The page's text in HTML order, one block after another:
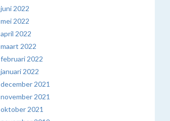
juni 2022
mei 2022
april 2022
maart 2022
februari 2022
januari 2022
december 2021
november 2021
oktober 2021